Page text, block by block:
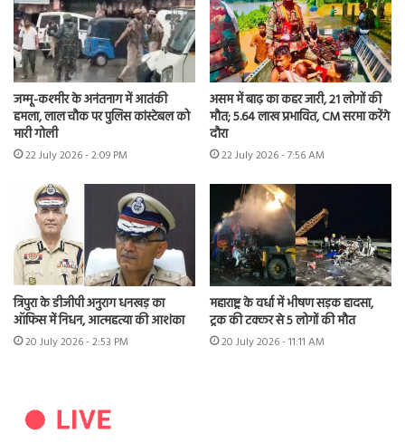
जम्मू-कश्मीर के अनंतनाग में आतंकी
हमला, लाल चौक पर पुलिस कांस्टेबल को
मारी गोली
22 July 2026 - 2:09 PM
असम में बाढ़ का कहर जारी, 21 लोगों की
मौत; 5.64 लाख प्रभावित, CM सरमा करेंगे
दौरा
22 July 2026 - 7:56 AM
त्रिपुरा के डीजीपी अनुराग धनखड़ का
ऑफिस में निधन, आत्महत्या की आशंका
20 July 2026 - 2:53 PM
महाराष्ट्र के वर्धा में भीषण सड़क हादसा,
ट्रक की टक्कर से 5 लोगों की मौत
20 July 2026 - 11:11 AM